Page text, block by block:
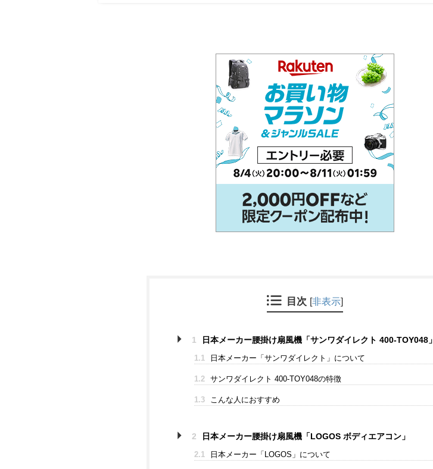
目次 [非表示]
1 日本メーカー腰掛け扇風機「サンワダイレクト 400-TOY048」
1.1 日本メーカー「サンワダイレクト」について
1.2 サンワダイレクト 400-TOY048の特徴
1.3 こんな人におすすめ
2 日本メーカー腰掛け扇風機「LOGOS ボディエアコン」
2.1 日本メーカー「LOGOS」について